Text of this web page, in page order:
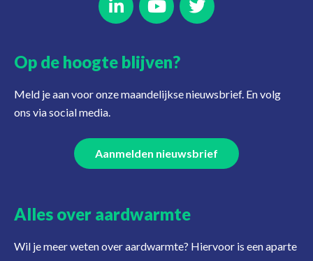
Op de hoogte blijven?
Meld je aan voor onze maandelijkse nieuwsbrief. En volg
ons via social media.
Aanmelden nieuwsbrief
Alles over aardwarmte
Wil je meer weten over aardwarmte? Hiervoor is een aparte